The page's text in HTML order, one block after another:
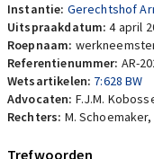
Instantie: Gerechtshof
Uitspraakdatum:4 april
Roepnaam:
Referentienummer: AR-
Wetsartikelen: 7:628 BW
Advocaten: F.J.M.
Rechters: M. Schoemaker,
Trefwoorden